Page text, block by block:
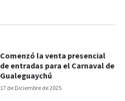
17 de Diciembre de 2025
Comenzó la venta presencial
de entradas para el Carnaval de
Gualeguaychú